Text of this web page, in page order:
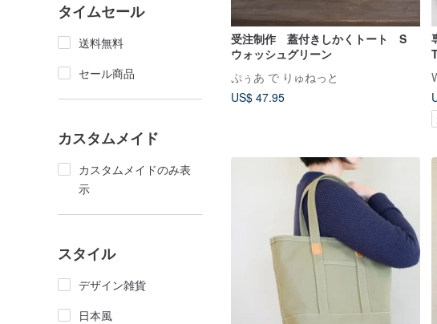
タイムセール
送料無料
セール商品
カスタムメイド
カスタムメイドのみ表
示
スタイル
デザイン雑貨
日本風
受注制作 蓋付きしかくトート S
ウォッシュグリーン
ぷぅあ で りゅねっと
US$ 47.95